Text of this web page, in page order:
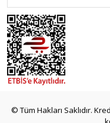
© Tüm Hakları Saklıdır.